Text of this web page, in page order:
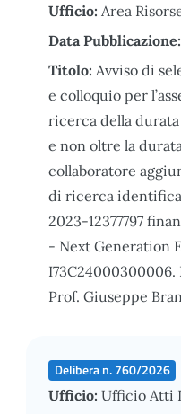
Ufficio: Area
Data Pubblicazione:
Titolo: Avviso di
e colloquio per
ricerca della
e non oltre la
collaboratore
di ricerca
2023-12377797
- Next Generation
Prof. Giuseppe
Delibera n. 760/2026
Ufficio: Ufficio Atti